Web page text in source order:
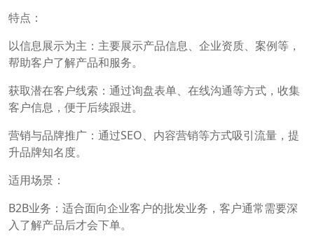
特点：
以信息展示为主：主要展示产品信息、企业资质、案例等，
帮助客户了解产品和服务。
获取潜在客户线索：通过询盘表单、在线沟通等方式，收集
客户信息，便于后续跟进。
营销与品牌推广：通过SEO、内容营销等方式吸引流量，提
升品牌知名度。
适用场景：
B2B业务：适合面向企业客户的批发业务，客户通常需要深
入了解产品后才会下单。